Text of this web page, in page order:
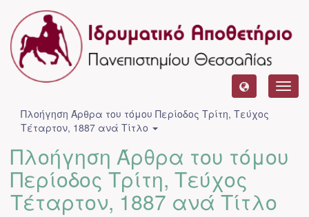
Πλοήγηση Άρθρα του τόμου Περίοδος Τρίτη, Τεύχος
Τέταρτον, 1887 ανά Τίτλο
Πλοήγηση Άρθρα του τόμου
Περίοδος Τρίτη, Τεύχος
Τέταρτον, 1887 ανά Τίτλο